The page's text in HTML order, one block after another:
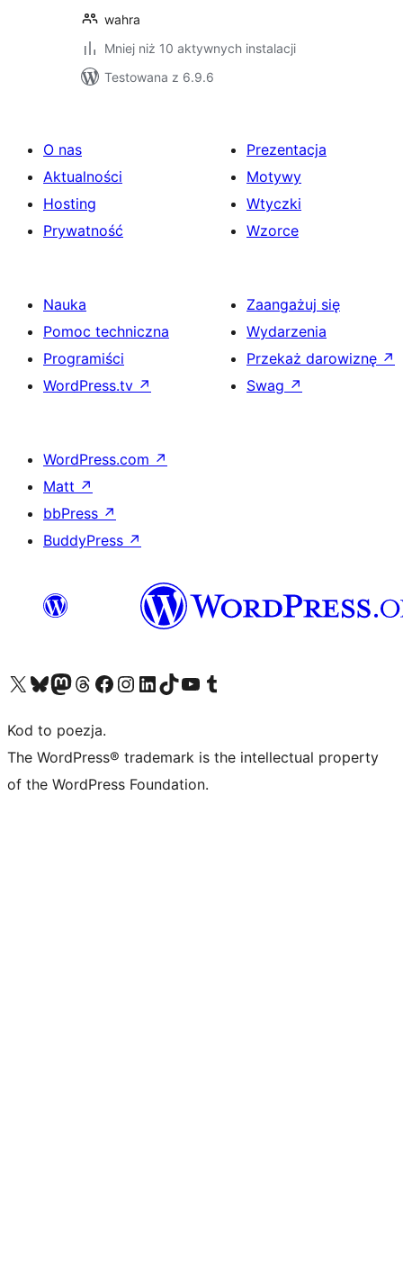
wahra
Mniej niż 10 aktywnych instalacji
Testowana z 6.9.6
O nas
Aktualności
Hosting
Prywatność
Prezentacja
Motywy
Wtyczki
Wzorce
Nauka
Pomoc techniczna
Programiści
WordPress.tv ↗
Zaangażuj się
Wydarzenia
Przekaż darowiznę ↗
Swag ↗
WordPress.com ↗
Matt ↗
bbPress ↗
BuddyPress ↗
Odwiedź nasze konto X (dawniej Twitter)
Odwiedź nasze konto Bluesky
Odwiedź nasze konto na Mastodoncie
Odwiedź naszego Threadsa
Odwiedź naszego Facebooka
Odwiedź nasze konto na Instagramie
Odwiedź nasze konto na LinkedIn
Odwiedź naszego TikToka
Odwiedź nasz kanał YouTube
Odwiedź naszego Tumblra
Kod to poezja.
The WordPress® trademark is the intellectual property
of the WordPress Foundation.